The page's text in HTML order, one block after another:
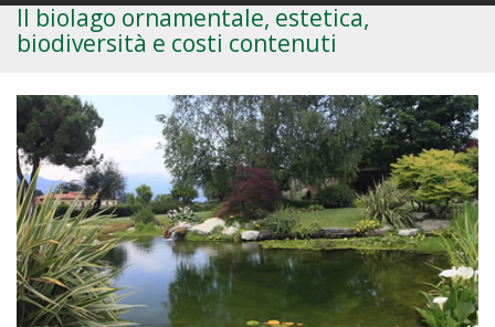
Il biolago ornamentale, estetica,
biodiversità e costi contenuti